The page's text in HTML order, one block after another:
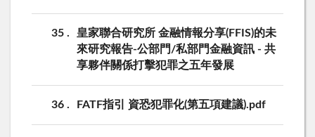
35
皇家聯合研究所 金融情報分享(FFIS)的未
來研究報告-公部門/私部門金融資訊 - 共
享夥伴關係打擊犯罪之五年發展
36 FATF指引 資恐犯罪化(第五項建議).pdf